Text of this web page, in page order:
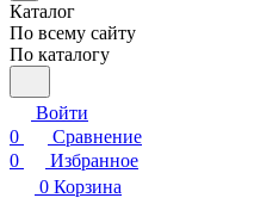
Каталог
По всему сайту
По каталогу
Войти
0
Сравнение
0
Избранное
0 Корзина